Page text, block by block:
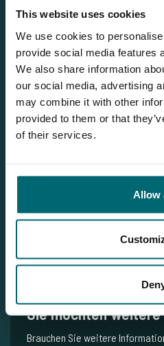
This website uses cookies
We use cookies to
provide social media features
We also share information
our social media, advertising
may combine it with other
provided to them or that
of their services.
Allow
1 2
Sie möchten
Brauchen Sie weitere